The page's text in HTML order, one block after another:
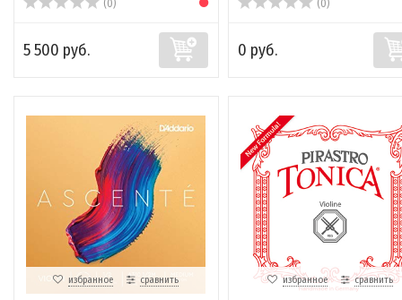
(0)
5 500 руб.
(0)
0 руб.
избранное сравнить избранное сравнить